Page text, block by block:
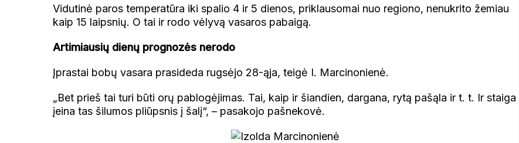
Vidutinė paros temperatūra iki spalio 4 ir 5 dienos, priklausomai nuo regiono, nenukrito žemiau
kaip 15 laipsnių. O tai ir rodo vėlyvą vasaros pabaigą.
Artimiausių dienų prognozės nerodo
Įprastai bobų vasara prasideda rugsėjo 28-ąja, teigė I. Marcinonienė.
„Bet prieš tai turi būti orų pablogėjimas. Tai, kaip ir šiandien, dargana, rytą pašąla ir t. t. Ir staiga
įeina tas šilumos pliūpsnis į šalį“, – pasakojo pašnekovė.